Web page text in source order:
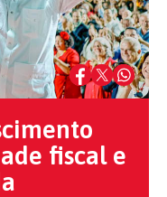
fiscal e